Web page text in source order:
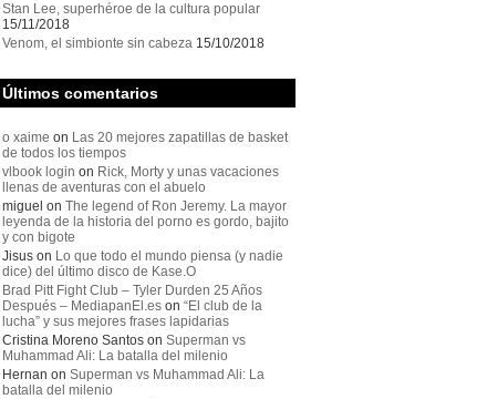
Stan Lee, superhéroe de la cultura popular
15/11/2018
Venom, el simbionte sin cabeza 15/10/2018
Últimos comentarios
o xaime on Las 20 mejores zapatillas de basket
de todos los tiempos
vlbook login on Rick, Morty y unas vacaciones
llenas de aventuras con el abuelo
miguel on The legend of Ron Jeremy. La mayor
leyenda de la historia del porno es gordo, bajito
y con bigote
Jisuson Lo que todo el mundo piensa (y nadie
dice) del último disco de Kase.O
Brad Pitt Fight Club – Tyler Durden 25 Años
Después – MediapanEl.eson “El club de la
lucha” y sus mejores frases lapidarias
Cristina Moreno Santoson Superman vs
Muhammad Ali: La batalla del milenio
Hernan on Superman vs Muhammad Ali: La
batalla del milenio